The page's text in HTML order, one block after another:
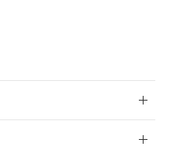
るお客様との取
"
の非含有証明書
当社基準）